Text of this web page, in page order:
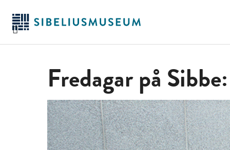
pääsisältöön
Fredagar på